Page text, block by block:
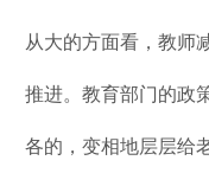
从大的方面看，教师
推进。教育部门的政
各的，变相地层层给